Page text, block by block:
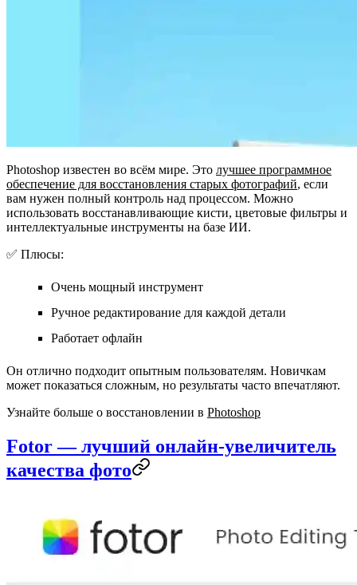
Photoshop известен во всём мире. Это лучшее программное
обеспечение для восстановления старых фотографий, если
вам нужен полный контроль над процессом. Можно
использовать восстанавливающие кисти, цветовые фильтры и
интеллектуальные инструменты на базе ИИ.
✅ Плюсы:
Очень мощный инструмент
Ручное редактирование для каждой детали
Работает офлайн
Он отлично подходит опытным пользователям. Новичкам
может показаться сложным, но результаты часто впечатляют.
Узнайте больше о восстановлении в Photoshop
Fotor — лучший онлайн‑увеличитель
качества фото